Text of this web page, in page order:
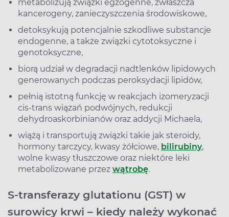
metabolizują związki egzogenne, zwłaszcza
kancerogeny, zanieczyszczenia środowiskowe,
detoksykują potencjalnie szkodliwe substancje
endogenne, a także związki cytotoksyczne i
genotoksyczne,
biorą udział w degradacji nadtlenków lipidowych
generowanych podczas peroksydacji lipidów,
pełnią istotną funkcję w reakcjach izomeryzacji
cis-trans wiązań podwójnych, redukcji
dehydroaskorbinianów oraz addycji Michaela,
wiążą i transportują związki takie jak steroidy,
hormony tarczycy, kwasy żółciowe, bilirubiny,
wolne kwasy tłuszczowe oraz niektóre leki
metabolizowane przez wątrobę.
S-transferazy glutationu (GST) w
surowicy krwi – kiedy należy wykonać